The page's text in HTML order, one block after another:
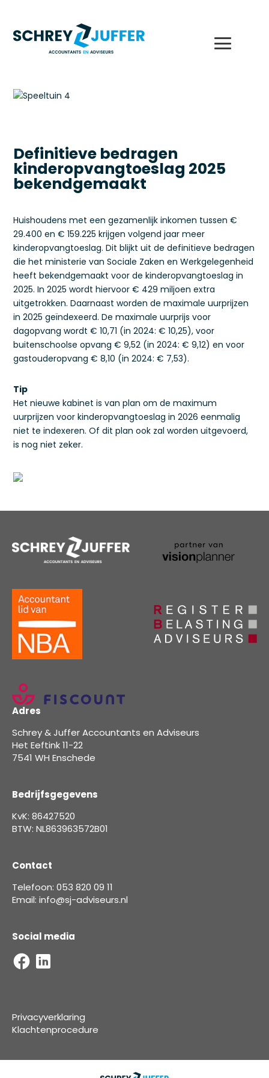
Definitieve bedragen
kinderopvangtoeslag 2025
bekendgemaakt
Huishoudens met een gezamenlijk inkomen tussen €
29.400 en € 159.225 krijgen volgend jaar meer
kinderopvangtoeslag. Dit blijkt uit de definitieve bedragen
die het ministerie van Sociale Zaken en Werkgelegenheid
heeft bekendgemaakt voor de kinderopvangtoeslag in
2025. In 2025 wordt hiervoor € 429 miljoen extra
uitgetrokken. Daarnaast worden de maximale uurprijzen
in 2025 geïndexeerd. De maximale uurprijs voor
dagopvang wordt € 10,71 (in 2024: € 10,25), voor
buitenschoolse opvang € 9,52 (in 2024: € 9,12) en voor
gastouderopvang € 8,10 (in 2024: € 7,53).
Tip
Het nieuwe kabinet is van plan om de maximum
uurprijzen voor kinderopvangtoeslag in 2026 eenmalig
niet te indexeren. Of dit plan ook zal worden uitgevoerd,
is nog niet zeker.
Adres
Schrey & Juffer Accountants en Adviseurs
Het Eeftink 11-22
7541 WH Enschede
Bedrijfsgegevens
KvK: 86427520
BTW: NL863963572B01
Contact
Telefoon: 053 820 09 11
Email: info@sj-adviseurs.nl
Social media
Privacyverklaring
Klachtenprocedure